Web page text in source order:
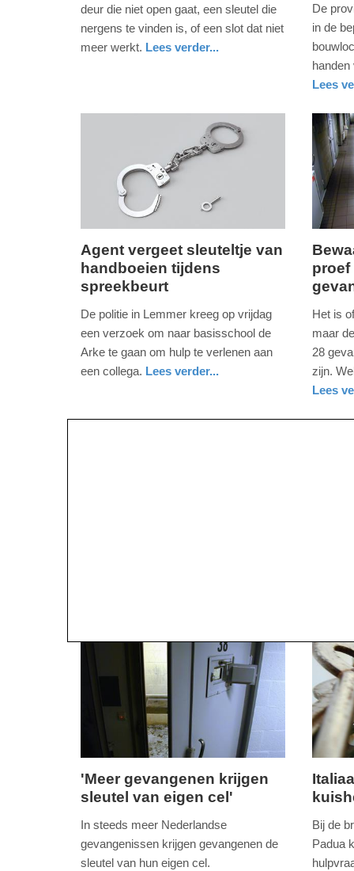
09-
deur die niet open gaat, een sleutel die
nergens te vinden is, of een slot dat niet
meer werkt. Lees verder...
2022
09-
04-
2025
09:10
De
in de
handen
Lees
vrijdag,
11.
2019
09-
Agent vergeet sleuteltje van
handboeien tijdens
spreekbeurt
De politie in Lemmer kreeg op vrijdag
een verzoek om naar basisschool de
Arke te gaan om hulp te verlenen aan
een collega. Lees verder...
zondag,
8.
11:45
09-
proef
Het is
maar
28
zijn.
Lees
holland
donderdag,
2016
'Meer gevangenen krijgen
sleutel van eigen cel'
In steeds meer Nederlandse
gevangenissen krijgen gevangenen de
sleutel van hun eigen cel.
januari
Bij de
Padua